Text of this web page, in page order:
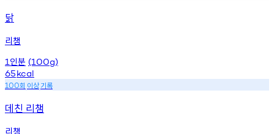
닭
리챔
1 인분 (100g)
65kcal
100회 이상기록
데친 리챔
리챔